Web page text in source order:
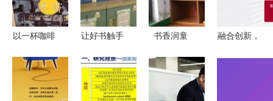
以一杯咖啡
场书香盛宴
2020郎园
让好书触手
北方工业大
学附属学校
书香润童
成长——邓
州市城区一
融合创新，